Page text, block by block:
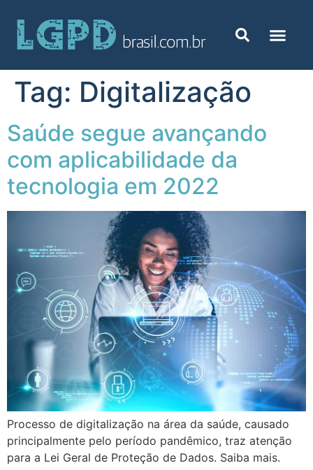
Tag: Digitalização
Saúde segue avançando
com aplicabilidade da
tecnologia em 2022
Processo de digitalização na área da saúde, causado
principalmente pelo período pandêmico, traz atenção
para a Lei Geral de Proteção de Dados. Saiba mais.